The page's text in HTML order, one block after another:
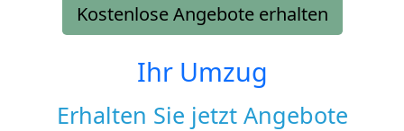
Kostenlose Angebote erhalten
Ihr Umzug
Erhalten Sie jetzt Angebote